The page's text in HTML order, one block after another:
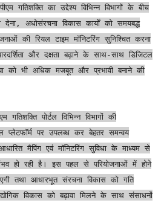
पीएम गतिशक्ति का उद्देश्य विभिन्न विभागों के बीच
देना, अधोसंरचना विकास कार्यों को समयबद्ध
की रियल टाइम मॉनिटरिंग सुनिश्चित करना
और दक्षता बढ़ाने के साथ-साथ डिजिटल
को भी अधिक मजबूत और प्रभावी बनाने की
गतिशक्ति पोर्टल विभिन्न विभागों की
प्लेटफॉर्म पर उपलब्ध कर बेहतर समन्वय
मैपिंग एवं मॉनिटरिंग सुविधा के माध्यम से
हो रही है। इस पहल से परियोजनाओं में होने
तथा आधारभूत संरचना विकास को गति
विकास को बढ़ावा मिलने के साथ संसाधनों